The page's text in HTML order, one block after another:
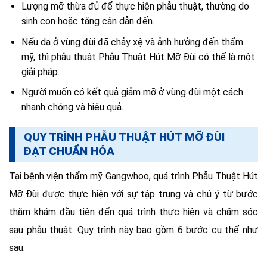
Lượng mỡ thừa đủ để thực hiện phẫu thuật, thường do
sinh con hoặc tăng cân dẫn đến.
Nếu da ở vùng đùi đã chảy xệ và ảnh hưởng đến thẩm
mỹ, thì phẫu thuật Phẫu Thuật Hút Mỡ Đùi có thể là một
giải pháp.
Người muốn có kết quả giảm mỡ ở vùng đùi một cách
nhanh chóng và hiệu quả.
QUY TRÌNH PHẪU THUẬT HÚT MỠ ĐÙI
ĐẠT CHUẨN HÓA
Tại bệnh viện thẩm mỹ Gangwhoo, quá trình Phẫu Thuật Hút
Mỡ Đùi được thực hiện với sự tập trung và chú ý từ bước
thăm khám đầu tiên đến quá trình thực hiện và chăm sóc
sau phẫu thuật. Quy trình này bao gồm 6 bước cụ thể như
sau: